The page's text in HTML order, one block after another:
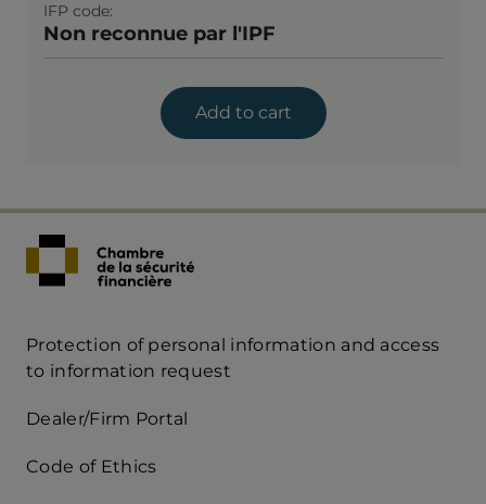
IFP code
Non reconnue par l'IPF
Add to cart
Acces
mobile
Protection of personal information and access
to information request
Dealer/Firm Portal
Code of Ethics